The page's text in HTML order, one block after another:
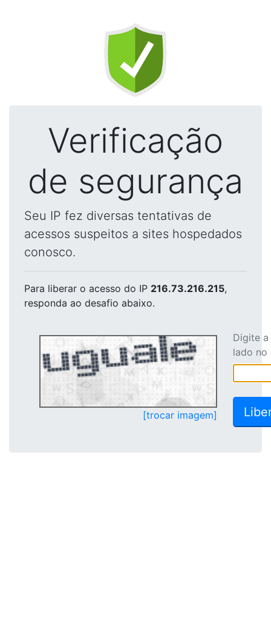
Verificação
de segurança
Seu IP fez diversas tentativas de
acessos suspeitos a sites hospedados
conosco.
Para liberar o acesso do IP 216.73.216.215,
responda ao desafio abaixo.
[trocar imagem]
Digite
lado no